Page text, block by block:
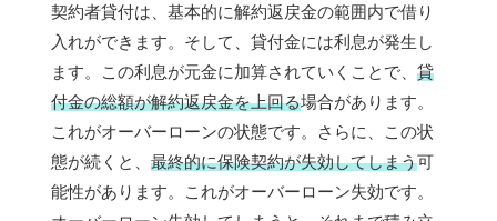
契約者貸付は、基本的に解約返戻金の範囲内で借り
入れができます。そして、貸付金には利息が発生し
ます。この利息が元金に加算されていくことで、 貸
付金の総額が解約返戻金を上回る場合があります。
これがオーバーローンの状態です。さらに、この状
態が続くと、 最終的に保険契約が失効してしまう可
能性があります。これがオーバーローン失効です。